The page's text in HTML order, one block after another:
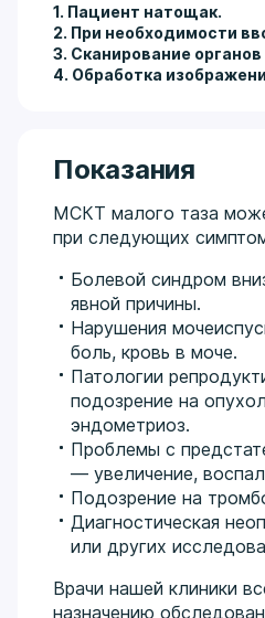
1. Пациент натощак.
2. При необходимости
3. Сканирование органов
4. Обработка
Показания
МСКТ малого таза
при следующих
Болевой синдром
явной причины.
Нарушения
боль, кровь в моче.
Патологии
подозрение на
эндометриоз.
Проблемы с
— увеличение,
Подозрение на
Диагностическая
или других
Врачи нашей клиники
назначению